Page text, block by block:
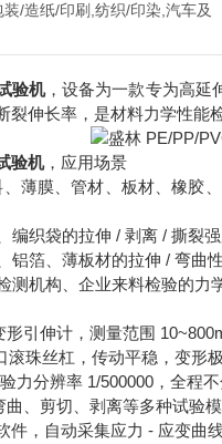
/造纸/印刷,纺织/印染,汽车及
验机，设备为一款专为高延
伸长率，是材料力学性能
验机，应用场景
薄膜、管材、板材、橡胶
织袋的拉伸 / 剥离 / 撕裂强
箔、薄板材的拉伸 / 弯曲性
机构、企业来料检验的力
引伸计，测量范围
珠丝杠，传动平稳，变形
力分辨率 1/500000，全程
、剪切、剥离等多种试验
件，自动采集应力 - 应变曲